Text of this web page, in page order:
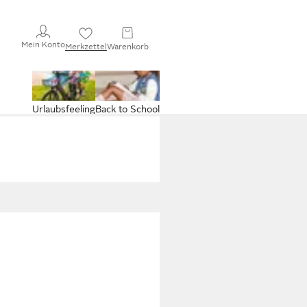
Mein KontoMerkzettelWarenkorb
Back to School
Urlaubsfeeling